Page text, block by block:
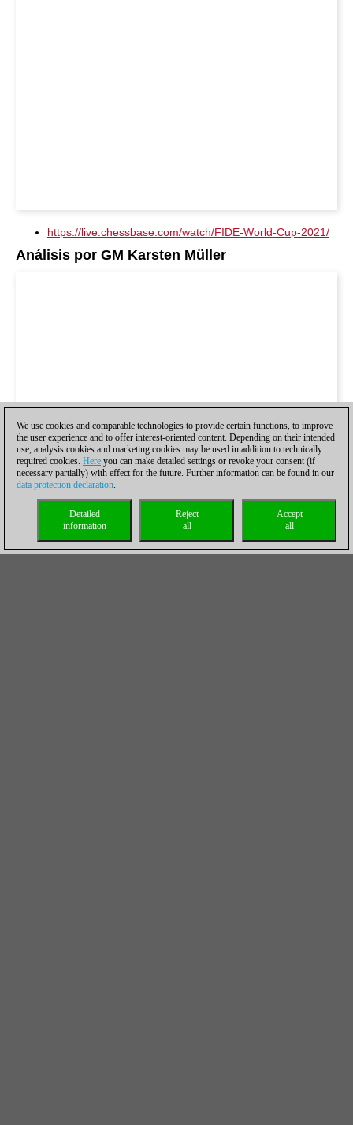
https://live.chessbase.com/watch/FIDE-World-Cup-2021/
Análisis por GM Karsten Müller
We use cookies and comparable technologies to provide certain functions, to improve
the user experience and to offer interest-oriented content. Depending on their intended
use, analysis cookies and marketing cookies may be used in addition to technically
required cookies. Here you can make detailed settings or revoke your consent (if
necessary partially) with effect for the future. Further information can be found in our
data protection declaration.
Accept
all
Reject
all
Detailed
information